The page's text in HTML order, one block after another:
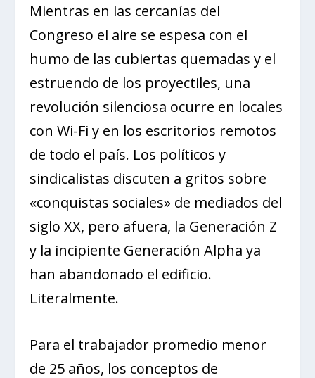
Mientras en las cercanías del
Congreso el aire se espesa con el
humo de las cubiertas quemadas y el
estruendo de los proyectiles, una
revolución silenciosa ocurre en locales
con Wi-Fi y en los escritorios remotos
de todo el país. Los políticos y
sindicalistas discuten a gritos sobre
«conquistas sociales» de mediados del
siglo XX, pero afuera, la Generación Z
y la incipiente Generación Alpha ya
han abandonado el edificio.
Literalmente.
Para el trabajador promedio menor
de 25 años, los conceptos de